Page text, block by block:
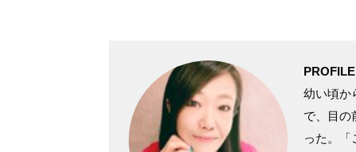
PROFILE
幼い頃か
で、目の
った。「